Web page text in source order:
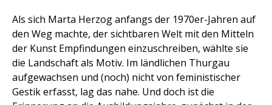
Als sich Marta Herzog anfangs der 1970er-Jahren auf
den Weg machte, der sichtbaren Welt mit den Mitteln
der Kunst Empfindungen einzuschreiben, wählte sie
die Landschaft als Motiv. Im ländlichen Thurgau
aufgewachsen und (noch) nicht von feministischer
Gestik erfasst, lag das nahe. Und doch ist die